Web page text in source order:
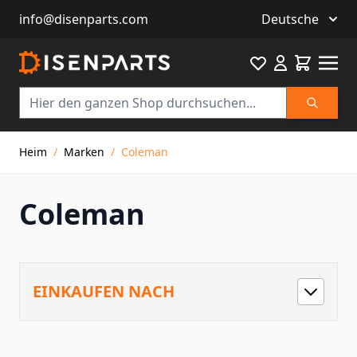
info@disenparts.com Deutsche
Suche
Favourite
Heim / Marken / Coleman
Coleman
EINKAUFEN NACH